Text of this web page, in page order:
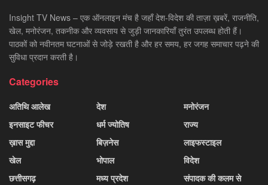
Insight TV News – एक ऑनलाइन मंच है जहाँ देश-विदेश की ताज़ा ख़बरें, राजनीति,
खेल, मनोरंजन, तकनीक और व्यवसाय से जुड़ी जानकारियाँ तुरंत उपलब्ध होती हैं।
पाठकों को नवीनतम घटनाओं से जोड़े रखती है और हर समय, हर जगह समाचार पढ़ने की
सुविधा प्रदान करती है।
Categories
अतिथि आलेख
इनसाइट फीचर
ख़ास मुद्दा
खेल
छत्तीसगढ़
देश
धर्म ज्योतिष
बिज़नेस
भोपाल
मध्य प्रदेश
मनोरंजन
राज्य
लाइफस्टाइल
विदेश
संपादक की कलम से